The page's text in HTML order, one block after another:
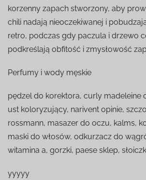
korzenny zapach stworzony, aby
chili nadają nieoczekiwanej i
retro, podczas gdy paczula i drzewo
podkreślają obfitość i zmysłowość
Perfumy i wody męskie
pędzel do korektora, curly madeleine
ust koloryzujący, narivent opinie,
rossmann, masazer do oczu, kalms,
maski do włosów, odkurzacz do
witamina a, gorzki, paese sklep,
yyyyy